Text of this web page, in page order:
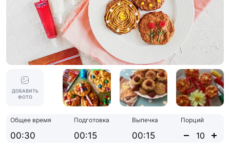
ДОБАВИТЬ
ФОТО
Общее время
00:30
Подготовка
00:15
Выпечка
00:15
Порций